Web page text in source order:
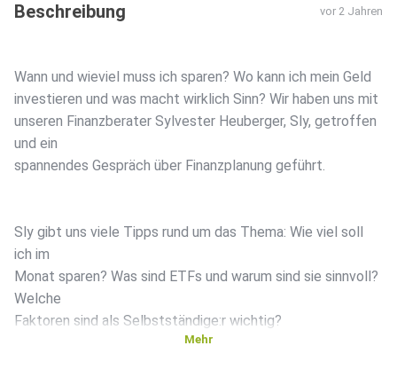
Beschreibung vor 2 Jahren
Wann und wieviel muss ich sparen? Wo kann ich mein Geld
investieren und was macht wirklich Sinn? Wir haben uns mit
unseren Finanzberater Sylvester Heuberger, Sly, getroffen
und ein
spannendes Gespräch über Finanzplanung geführt.
Sly gibt uns viele Tipps rund um das Thema: Wie viel soll
ich im
Monat sparen? Was sind ETFs und warum sind sie sinnvoll?
Welche
Faktoren sind als Selbstständige:r wichtig?
Mehr